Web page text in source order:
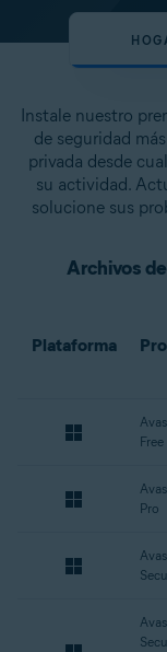
Instale nuestro
de seguridad
privada desde
su actividad.
solucione sus
Archivos
Plataforma
Free
Pro